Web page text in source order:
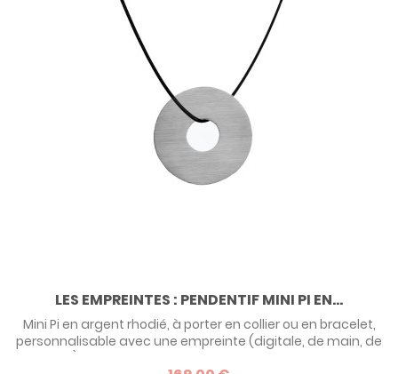
LES EMPREINTES : PENDENTIF MINI PI EN...
Mini Pi en argent rhodié, à porter en collier ou en bracelet,
personnalisable avec une empreinte (digitale, de main, de